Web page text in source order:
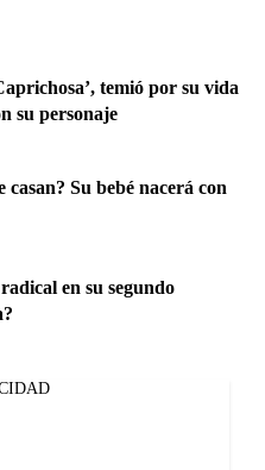
temió por su vida
su personaje
Su bebé nacerá con
en su segundo